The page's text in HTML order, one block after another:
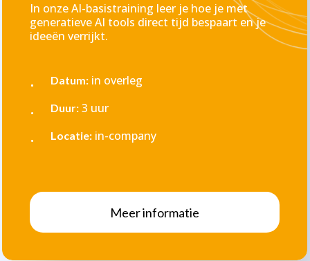
In onze AI-basistraining leer je hoe je met
generatieve AI tools direct tijd bespaart en je
ideeën verrijkt.
Datum: in overleg
Duur: 3 uur
Locatie: in-company
Meerinformatie